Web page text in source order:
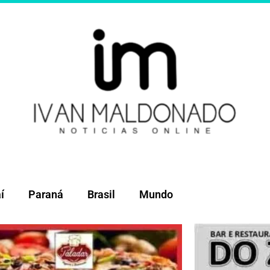
Paraná Brasil Mundo